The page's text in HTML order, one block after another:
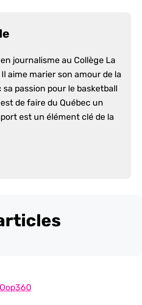
journalisme au Collège La
aime marier son amour de la
passion pour le basketball
de faire du Québec un
est un élément clé de la